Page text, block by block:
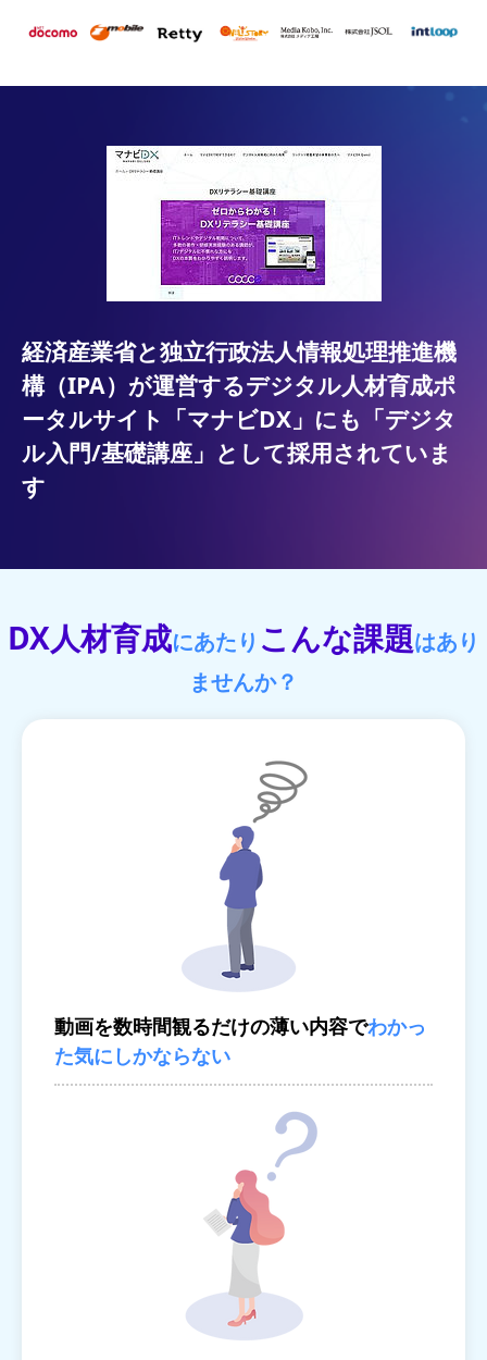
経済産業省と独立行政法人情報処理推進機
構（IPA）が運営するデジタル人材育成ポ
ータルサイト「マナビDX」にも「デジタ
ル入門/基礎講座」として採用されていま
す
DX人材育成にあたり こんな課題はあり
ませんか？
動画を数時間観るだけの薄い内容でわかっ
た気にしかならない